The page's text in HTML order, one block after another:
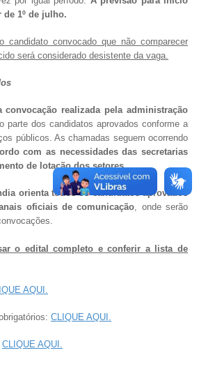
de 1º de julho.
candidato convocado que não comparecer
será considerado desistente da vaga.
convocação realizada pela administração
parte dos candidatos aprovados conforme a
públicos. As chamadas seguem ocorrendo
com as necessidades das secretarias
de lotação dos setores.
orienta todos os candidatos aprovados
oficiais de comunicação, onde serão
o edital completo e conferir a lista de
AQUI.
CLIQUE AQUI.
CLIQUE AQUI.